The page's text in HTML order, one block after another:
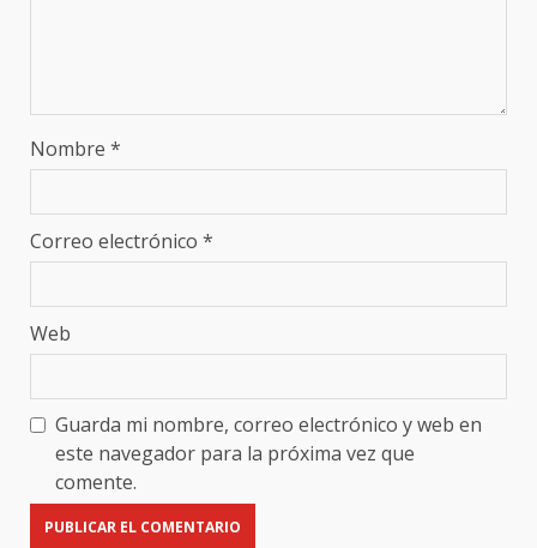
Nombre *
Correo electrónico *
Web
Guarda mi nombre, correo electrónico y web en
este navegador para la próxima vez que
comente.